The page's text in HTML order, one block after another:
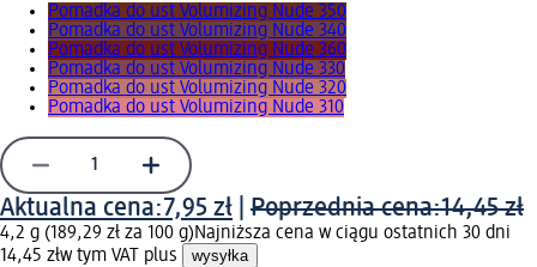
Pomadka do ust Volumizing Nude 350
Pomadka do ust Volumizing Nude 340
Pomadka do ust Volumizing Nude 360
Pomadka do ust Volumizing Nude 330
Pomadka do ust Volumizing Nude 320
Pomadka do ust Volumizing Nude 310
Aktualna cena:7,95 zł Poprzednia cena:14,45 zł
4,2 g (189,29 zł za 100 g)Najniższa cena w ciągu ostatnich 30 dni
14,45 złw tym VAT plus wysyłka